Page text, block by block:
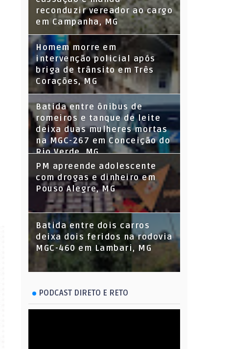
reconduzir vereador ao cargo
em Campanha, MG
Homem morre em
intervenção policial após
briga de trânsito em Três
Corações, MG
Batida entre ônibus de
romeiros e tanque de leite
deixa duas mulheres mortas
na MGC-267 em Conceição do
Rio Verde, MG
PM apreende adolescente
com drogas e dinheiro em
Pouso Alegre, MG
Batida entre dois carros
deixa dois feridos na rodovia
MGC-460 em Lambari, MG
PODCAST DIRETO E RETO